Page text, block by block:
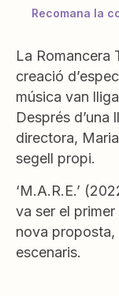
Recomana la
La Romancera
creació
música van
Després d’una
directora,
segell propi.
‘M.A.R.E.’
va ser el
nova proposta,
escenaris.